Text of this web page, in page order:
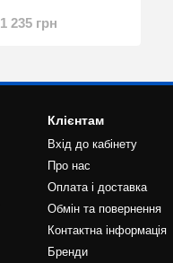
1 235 грн
Клієнтам
Вхід до кабінету
Про нас
Оплата і доставка
Обмін та повернення
Контактна інформація
Бренди